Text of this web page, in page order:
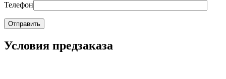
Телефон
Условия предзаказа